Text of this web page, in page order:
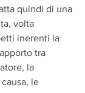
quindi di una
volta
inerenti la
tra
la
le